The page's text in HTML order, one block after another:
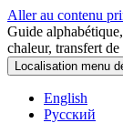
Aller au contenu
Guide
chaleur, transfert
Localisation menu
English
Русский